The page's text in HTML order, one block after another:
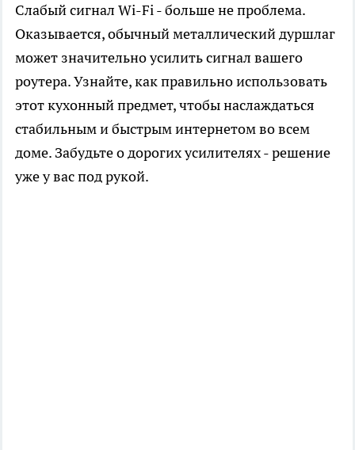
Слабый сигнал Wi-Fi - больше не проблема.
Оказывается, обычный металлический дуршлаг
может значительно усилить сигнал вашего
роутера. Узнайте, как правильно использовать
этот кухонный предмет, чтобы наслаждаться
стабильным и быстрым интернетом во всем
доме. Забудьте о дорогих усилителях - решение
уже у вас под рукой.